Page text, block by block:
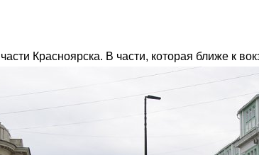
Красноярска. В части, которая ближе к